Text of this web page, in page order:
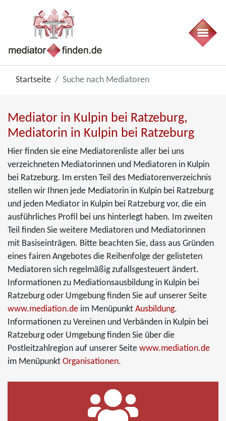
Startseite Suche nach Mediatoren
Mediator in Kulpin bei Ratzeburg,
Mediatorin in Kulpin bei Ratzeburg
Hier finden sie eine Mediatorenliste aller bei uns
verzeichneten Mediatorinnen und Mediatoren in Kulpin
bei Ratzeburg. Im ersten Teil des Mediatorenverzeichnis
stellen wir Ihnen jede Mediatorin in Kulpin bei Ratzeburg
und jeden Mediator in Kulpin bei Ratzeburg vor, die ein
ausführliches Profil bei uns hinterlegt haben. Im zweiten
Teil finden Sie weitere Mediatoren und Mediatorinnen
mit Basiseinträgen. Bitte beachten Sie, dass aus Gründen
eines fairen Angebotes die Reihenfolge der gelisteten
Mediatoren sich regelmäßig zufallsgesteuert ändert.
Informationen zu Mediationsausbildung in Kulpin bei
Ratzeburg oder Umgebung finden Sie auf unserer Seite
www.mediation.de im Menüpunkt Ausbildung.
Informationen zu Vereinen und Verbänden in Kulpin bei
Ratzeburg oder Umgebung finden Sie über die
Postleitzahlregion auf unserer Seite www.mediation.de
im Menüpunkt Organisationen.